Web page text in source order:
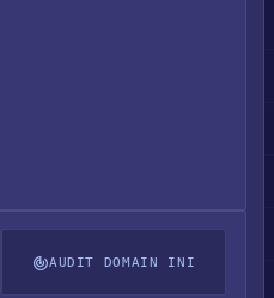
AUDIT DOMAIN INI